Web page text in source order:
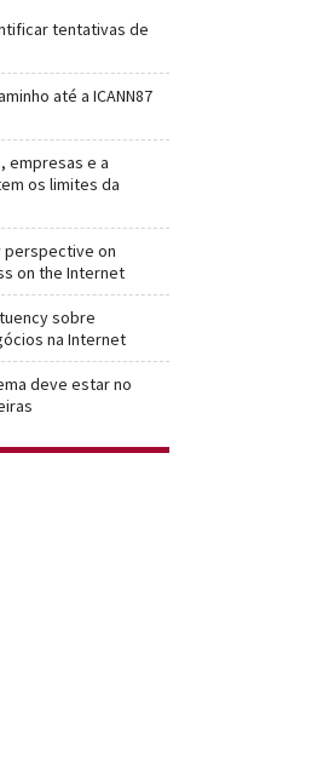
tentativas de
até a ICANN87
empresas e a
os limites da
perspective on
on the Internet
sobre
na Internet
deve estar no